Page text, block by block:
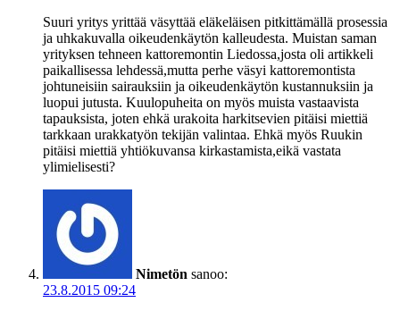
Suuri yritys yrittää väsyttää eläkeläisen pitkittämällä prosessia
ja uhkakuvalla oikeudenkäytön kalleudesta. Muistan saman
yrityksen tehneen kattoremontin Liedossa,josta oli artikkeli
paikallisessa lehdessä,mutta perhe väsyi kattoremontista
johtuneisiin sairauksiin ja oikeudenkäytön kustannuksiin ja
luopui jutusta. Kuulopuheita on myös muista vastaavista
tapauksista, joten ehkä urakoita harkitsevien pitäisi miettiä
tarkkaan urakkatyön tekijän valintaa. Ehkä myös Ruukin
pitäisi miettiä yhtiökuvansa kirkastamista,eikä vastata
ylimielisesti?
Nimetön sanoo:
23.8.2015 09:24